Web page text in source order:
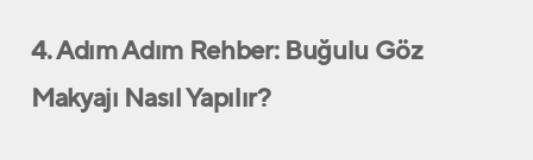
4. Adım Adım Rehber: Buğulu Göz
Makyajı Nasıl Yapılır?